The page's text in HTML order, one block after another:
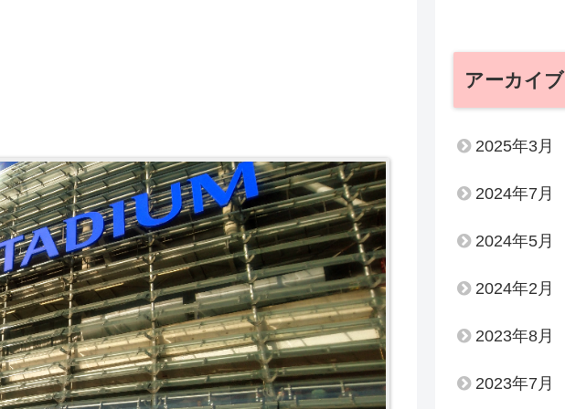
アーカイブ
2025年3月
2024年7月
2024年5月
2024年2月
2023年8月
2023年7月